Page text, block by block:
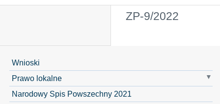
ZP-9/2022
Wnioski
Prawo lokalne
Narodowy Spis Powszechny 2021